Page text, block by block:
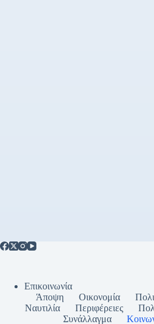
Επικοινωνία
Άποψη
Οικονομία
Ναυτιλία
Περιφέρειες
Συνάλλαγμα